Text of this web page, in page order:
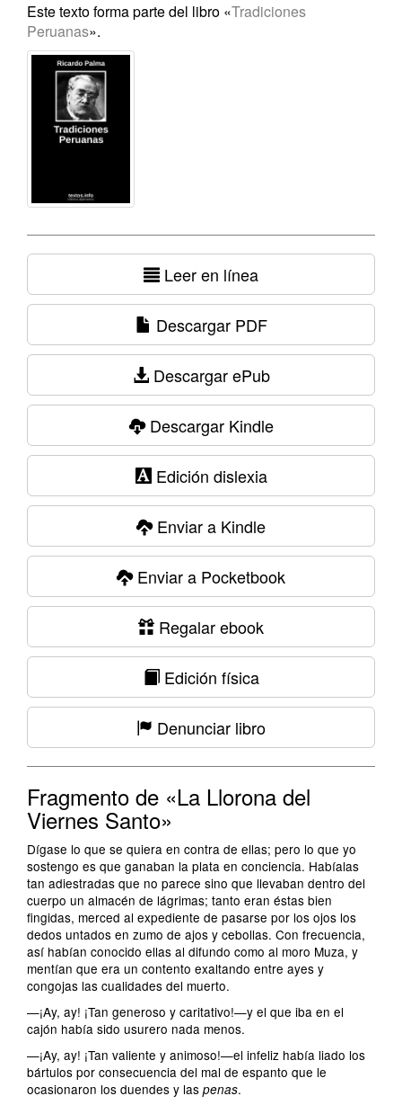
Este texto forma parte del libro «Tradiciones
Peruanas».
Leer en línea
Descargar PDF
Descargar ePub
Descargar Kindle
Edición dislexia
Enviar a Kindle
Enviar a Pocketbook
Regalar ebook
Edición física
Denunciar libro
Fragmento de «La Llorona del
Viernes Santo»
Dígase lo que se quiera en contra de ellas; pero lo que yo
sostengo es que ganaban la plata en conciencia. Habíalas
tan adiestradas que no parece sino que llevaban dentro del
cuerpo un almacén de lágrimas; tanto eran éstas bien
fingidas, merced al expediente de pasarse por los ojos los
dedos untados en zumo de ajos y cebollas. Con frecuencia,
así habían conocido ellas al difundo como al moro Muza, y
mentían que era un contento exaltando entre ayes y
congojas las cualidades del muerto.
—¡Ay, ay! ¡Tan generoso y caritativo!—y el que iba en el
cajón había sido usurero nada menos.
—¡Ay, ay! ¡Tan valiente y animoso!—el infeliz había liado los
bártulos por consecuencia del mal de espanto que le
ocasionaron los duendes y las penas.